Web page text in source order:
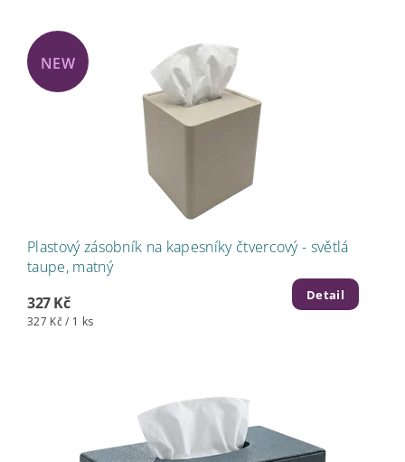
NEW
Plastový zásobník na kapesníky čtvercový - světlá
taupe, matný
327 Kč
327 Kč / 1 ks
Detail